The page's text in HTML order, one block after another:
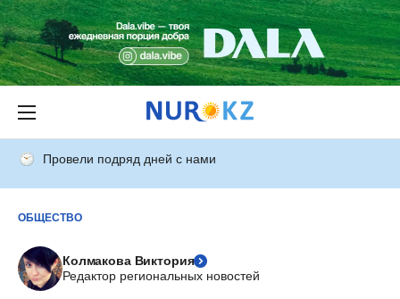
Провели подряд дней с нами
ОБЩЕСТВО
Колмакова Виктория
Редактор региональных новостей